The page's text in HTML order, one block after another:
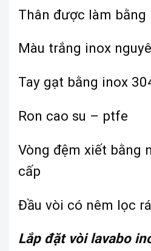
Thân được làm
Màu trắng inox
Tay gạt bằng inox
Ron cao su – ptfe
Vòng đệm xiết bằng
cấp
Đầu vòi có nêm lọc
Lắp đặt vòi lavabo